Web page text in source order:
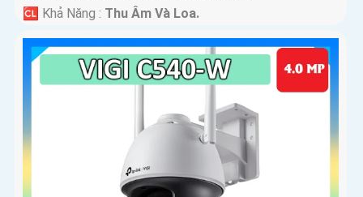
️🆑 Khả Năng : Thu Âm Và Loa.